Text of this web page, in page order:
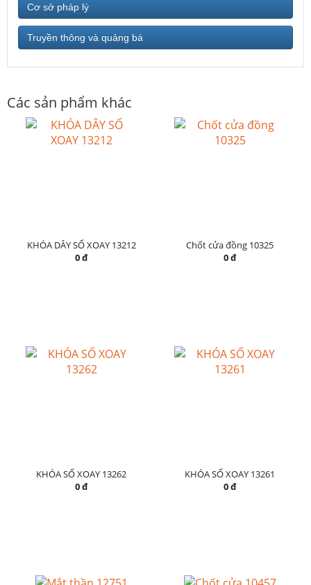
Cơ sở pháp lý
Truyền thông và quảng bá
Các sản phẩm khác
KHÓA DÂY SỐ XOAY 13212
0 đ
Chốt cửa đồng 10325
0 đ
KHÓA SỐ XOAY 13262
0 đ
KHÓA SỐ XOAY 13261
0 đ